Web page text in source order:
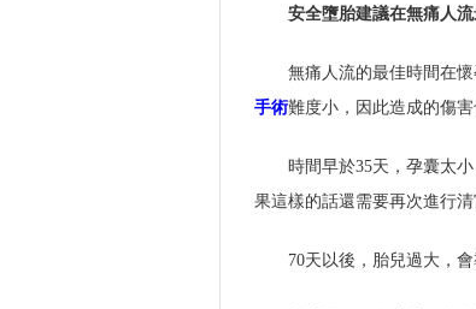
安全墮胎建議在無痛人流
無痛人流的最佳時間在
手術難度小，因此造成的傷害
時間早於35天，孕囊太
果這樣的話還需要再次進行清
70天以後，胎兒過大，